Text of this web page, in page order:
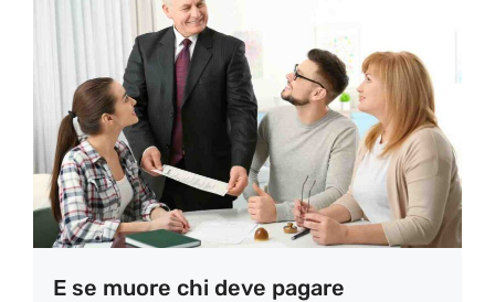
E se muore chi deve pagare